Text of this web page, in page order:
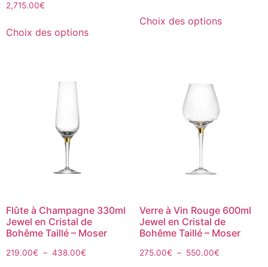
2,715.00€
Choix des options
Choix des options
Flûte à Champagne 330ml
Jewel en Cristal de
Bohême Taillé – Moser
219.00€ – 438.00€
Verre à Vin Rouge 600ml
Jewel en Cristal de
Bohême Taillé – Moser
275.00€ – 550.00€